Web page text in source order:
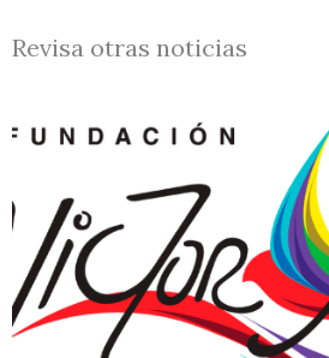
Revisa otras noticias